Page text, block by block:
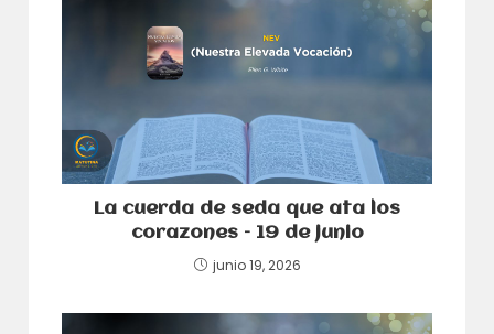
La cuerda de seda que ata los
corazones – 19 de junio
junio 19, 2026